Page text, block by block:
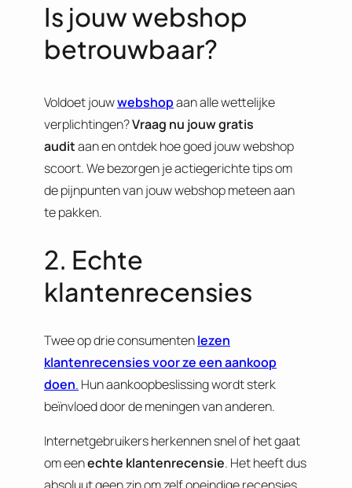
Is jouw webshop
betrouwbaar?
Voldoet jouwwebshopaan alle wettelijke
verplichtingen?Vraag nu jouw gratis
auditaan en ontdek hoe goed jouw webshop
scoort. We bezorgen je actiegerichte tips om
de pijnpunten van jouw webshop meteen aan
te pakken.
2. Echte
klantenrecensies
Twee op drie consumentenlezen
klantenrecensies voor ze een aankoop
doen. Hun aankoopbeslissing wordt sterk
beïnvloed door de meningen van anderen.
Internetgebruikers herkennen snel of het gaat
om eenechte klantenrecensie. Het heeft dus